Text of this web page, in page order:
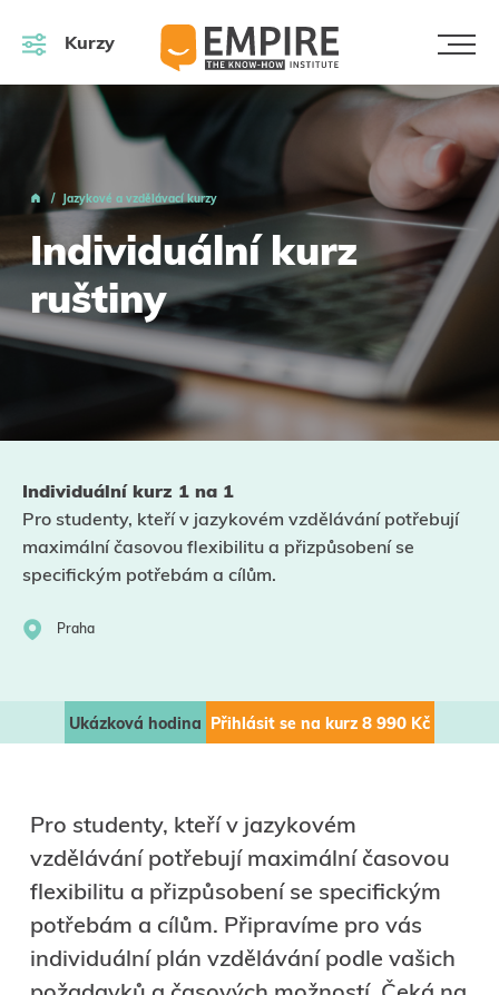
Kurzy
Jazykové a vzdělávací kurzy
Individuální kurz
ruštiny
Individuální kurz 1 na 1
Pro studenty, kteří v jazykovém vzdělávání potřebují
maximální časovou flexibilitu a přizpůsobení se
specifickým potřebám a cílům.
Praha
Ukázková hodina Přihlásit se na kurz 8 990 Kč
Pro studenty, kteří v jazykovém
vzdělávání potřebují maximální časovou
flexibilitu a přizpůsobení se specifickým
potřebám a cílům. Připravíme pro vás
individuální plán vzdělávání podle vašich